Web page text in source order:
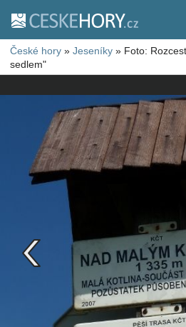
České hory » Jeseníky » Foto:
sedlem"